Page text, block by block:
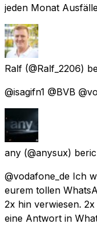
jeden Monat
Ralf (@Ralf_2206)
@isagifn1 @BVB
any (@anysux)
@vodafone_de Ich
eurem tollen
2x hin verwiesen.
eine Antwort in